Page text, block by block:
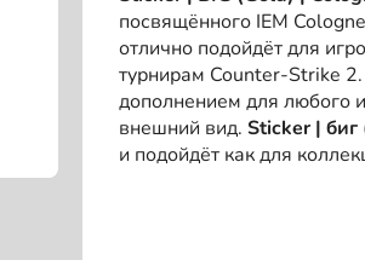
посвящённого IEM
отлично подойдёт для
турнирам Counter-Strike 2.
дополнением для любого
внешний вид. Sticker |
и подойдёт как для